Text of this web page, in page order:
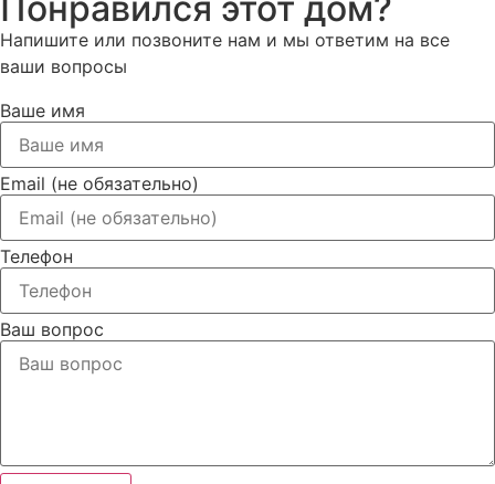
Напишите или позвоните нам и мы ответим на все
ваши вопросы
Ваше имя
Email (не обязательно)
Телефон
Ваш вопрос